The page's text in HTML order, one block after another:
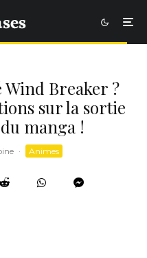
Breaker ?
sur la sortie
manga !
· Animes